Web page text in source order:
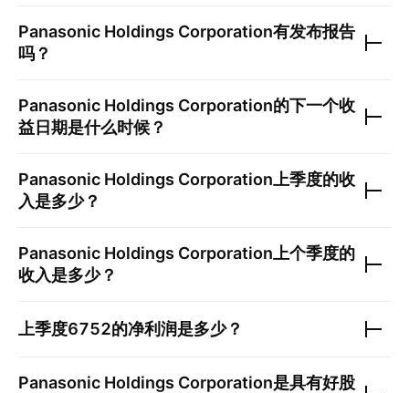
Panasonic Holdings Corporation有发布报告
吗？
Panasonic Holdings Corporation的下一个收
益日期是什么时候？
Panasonic Holdings Corporation 上季度的收
入是多少？
Panasonic Holdings Corporation 上个季度的
收入是多少？
上季度6752的净利润是多少？
Panasonic Holdings Corporation是具有好股